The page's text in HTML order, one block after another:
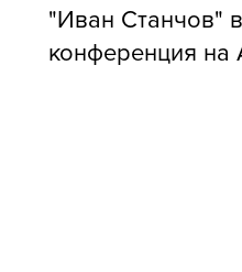
"Иван Станчов" в
конференция на